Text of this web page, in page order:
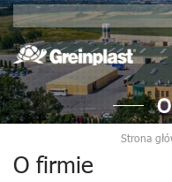
Strona
O firmie